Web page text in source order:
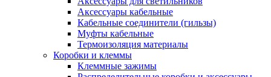
Аксессуары кабельные
Кабельные соединители (гильзы)
Муфты кабельные
Термоизоляция материалы
Коробки и клеммы
Клеммные зажимы